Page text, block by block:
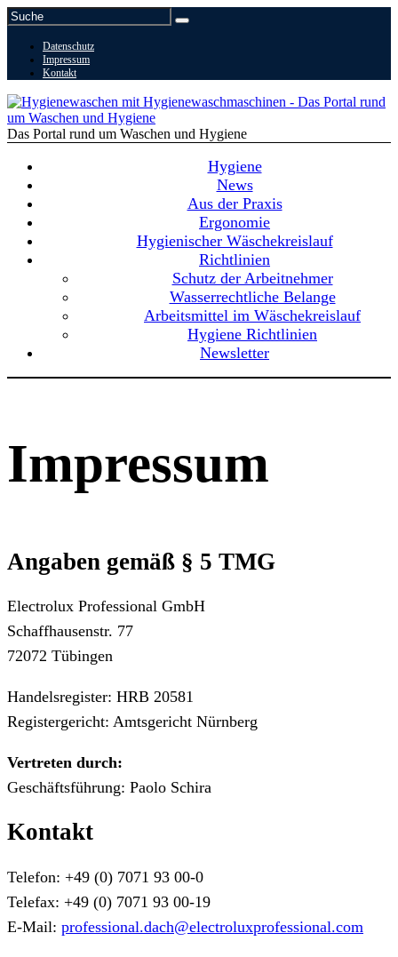
Datenschutz
Impressum
Kontakt
Das Portal rund um Waschen und Hygiene
Hygiene
News
Aus der Praxis
Ergonomie
Hygienischer Wäschekreislauf
Richtlinien
Schutz der Arbeitnehmer
Wasserrechtliche Belange
Arbeitsmittel im Wäschekreislauf
Hygiene Richtlinien
Newsletter
Impressum
Angaben gemäß § 5 TMG
Electrolux Professional GmbH
Schaffhausenstr. 77
72072 Tübingen
Handelsregister: HRB 20581
Registergericht: Amtsgericht Nürnberg
Vertreten durch:
Geschäftsführung: Paolo Schira
Kontakt
Telefon: +49 (0) 7071 93 00-0
Telefax: +49 (0) 7071 93 00-19
E-Mail: professional.dach@electroluxprofessional.com